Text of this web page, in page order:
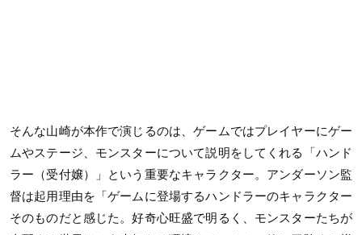
そんな山崎が本作で演じるのは、ゲームではプレイヤーにゲー
ムやステージ、モンスターについて説明をしてくれる「ハンド
ラー（受付嬢）」という重要なキャラクター。アンダーソン監
督は起用理由を「ゲームに登場するハンドラーのキャラクター
そのものだと感じた。好奇心旺盛で明るく、モンスターたちが